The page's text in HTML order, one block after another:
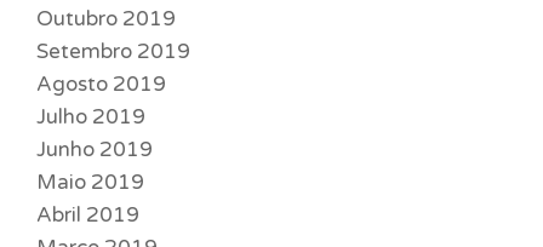
Outubro 2019
Setembro 2019
Agosto 2019
Julho 2019
Junho 2019
Maio 2019
Abril 2019